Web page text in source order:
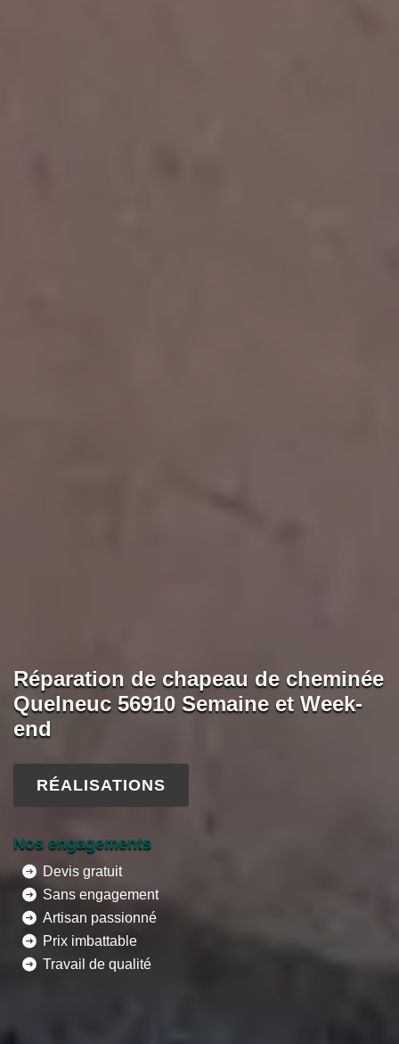
Réparation de chapeau de cheminée
Quelneuc 56910 Semaine et Week-
end
RÉALISATIONS
Nos engagements
Devis gratuit
Sans engagement
Artisan passionné
Prix imbattable
Travail de qualité